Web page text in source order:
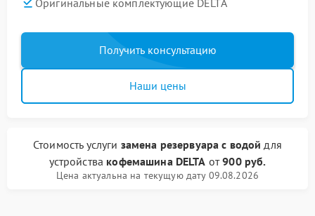
Получить консультацию
Наши цены
Стоимость услуги замена резервуара с водой для
устройства кофемашина DELTA от900 руб.
Цена актуальна на текущую дату 09.08.2026